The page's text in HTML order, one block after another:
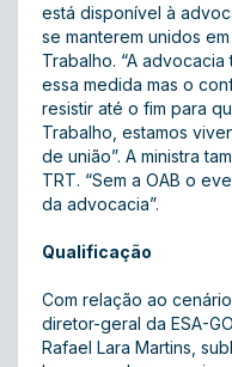
está disponível à
se manterem unidos
Trabalho. “A
essa medida mas o
resistir até o fim para
Trabalho, estamos
de união”. A ministra
TRT. “Sem a OAB o
da advocacia”.
Qualificação
Com relação ao
diretor-geral da ESA-
Rafael Lara Martins,